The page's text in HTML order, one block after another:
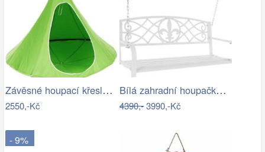
Závěsné houpací křeslo Kids zelená
2550,-Kč
Bílá zahradní houpačka Ameli
4390,-3990,-Kč
- 9%